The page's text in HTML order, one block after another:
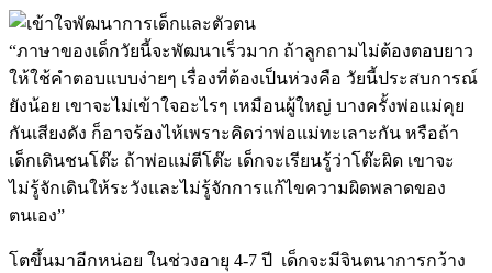
“ภาษาของเด็กวัยนี้จะพัฒนาเร็วมาก ถ้าลูกถามไม่ต้องตอบยาว
ให้ใช้คำตอบแบบง่ายๆ เรื่องที่ต้องเป็นห่วงคือ วัยนี้ประสบการณ์
ยังน้อย เขาจะไม่เข้าใจอะไรๆ เหมือนผู้ใหญ่ บางครั้งพ่อแม่คุย
กันเสียงดัง ก็อาจร้องไห้เพราะคิดว่าพ่อแม่ทะเลาะกัน หรือถ้า
เด็กเดินชนโต๊ะ ถ้าพ่อแม่ตีโต๊ะ เด็กจะเรียนรู้ว่าโต๊ะผิด เขาจะ
ไม่รู้จักเดินให้ระวังและไม่รู้จักการแก้ไขความผิดพลาดของ
ตนเอง”
โตขึ้นมาอีกหน่อย ในช่วงอายุ 4-7 ปี เด็กจะมีจินตนาการกว้าง